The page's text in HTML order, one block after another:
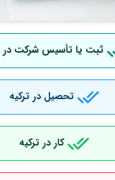
ثبت یا تأسیس شرکت در
تحصیل در ترکیه
کار در ترکیه